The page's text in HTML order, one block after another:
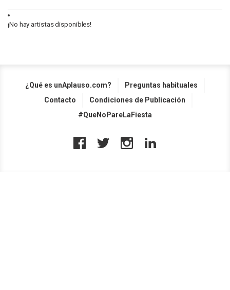
¡No hay artistas disponibles!
¿Qué es unAplauso.com?
Preguntas habituales
Contacto
Condiciones de Publicación
#QueNoPareLaFiesta